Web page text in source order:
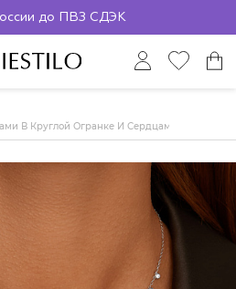
до ПВЗ СДЭК
В Круглой Огранке И Сердцами В Цветной